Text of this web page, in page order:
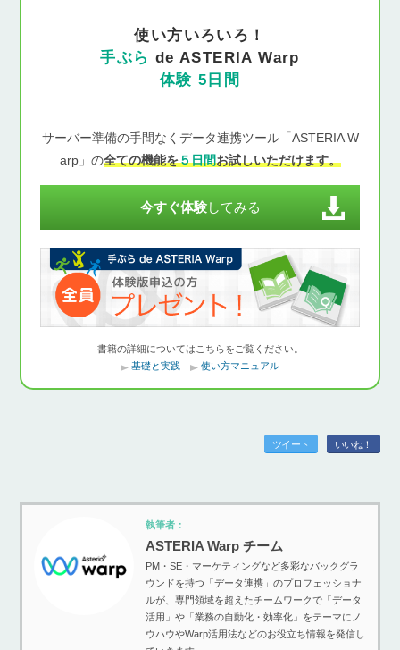
使い方いろいろ！
手ぶら de ASTERIA Warp
体験 5日間
サーバー準備の手間なくデータ連携ツール「ASTERIA W
arp」の全ての機能を５日間お試しいただけます。
今すぐ体験してみる
書籍の詳細についてはこちらをご覧ください。
基礎と実践
使い方マニュアル
ツイート いいね！
執筆者：
ASTERIA Warp チーム
PM・SE・マーケティングなど多彩なバックグラ
ウンドを持つ「データ連携」のプロフェッショナ
ルが、専門領域を超えたチームワークで「データ
活用」や「業務の自動化・効率化」をテーマにノ
ウハウやWarp活用法などのお役立ち情報を発信し